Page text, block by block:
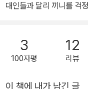
다. 그 밖의 저서로 『즐거
년 가까이 학교 안팎에서
애쓴 결과물이다. 풍부
혜를 재료 삼아 종례 시
대인들과 달리 끼니를 걱
비들이다. 그동안 학문
명했다면, '선비의 탄생'
게 살았던 선비의 인간적
3
100자평
12
리뷰
이 책에 내가 남긴 글